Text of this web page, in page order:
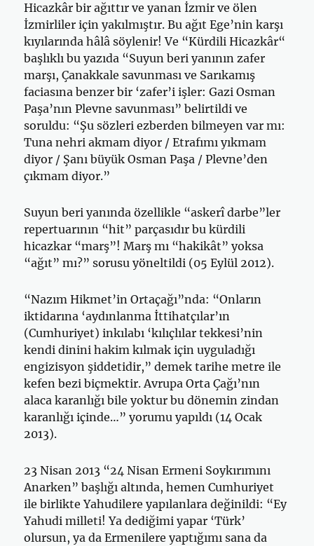
Hicazkâr bir ağıttır ve yanan İzmir ve ölen
İzmirliler için yakılmıştır. Bu ağıt Ege’nin karşı
kıyılarında hâlâ söylenir! Ve “Kürdili Hicazkâr“
başlıklı bu yazıda “Suyun beri yanının zafer
marşı, Çanakkale savunması ve Sarıkamış
faciasına benzer bir ‘zafer’i işler: Gazi Osman
Paşa’nın Plevne savunması” belirtildi ve
soruldu: “Şu sözleri ezberden bilmeyen var mı:
Tuna nehri akmam diyor / Etrafımı yıkmam
diyor / Şanı büyük Osman Paşa / Plevne’den
çıkmam diyor.”
Suyun beri yanında özellikle “askerî darbe”ler
repertuarının “hit” parçasıdır bu kürdili
hicazkar “marş”! Marş mı “hakikât” yoksa
“ağıt” mı?” sorusu yöneltildi (05 Eylül 2012).
“Nazım Hikmet’in Ortaçağı”nda: “Onların
iktidarına ‘aydınlanma İttihatçılar’ın
(Cumhuriyet) inkılabı ‘kılıçlılar tekkesi’nin
kendi dinini hakim kılmak için uyguladığı
engizisyon şiddetidir,” demek tarihe metre ile
kefen bezi biçmektir. Avrupa Orta Çağı’nın
alaca karanlığı bile yoktur bu dönemin zindan
karanlığı içinde…” yorumu yapıldı (14 Ocak
2013).
23 Nisan 2013 “24 Nisan Ermeni Soykırımını
Anarken” başlığı altında, hemen Cumhuriyet
ile birlikte Yahudilere yapılanlara değinildi: “Ey
Yahudi milleti! Ya dediğimi yapar ‘Türk’
olursun, ya da Ermenilere yaptığımı sana da